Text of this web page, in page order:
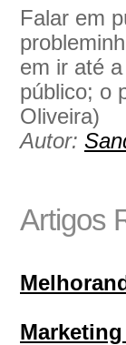
Falar em
em ir até
público; o
Oliveira)
Autor:
Artigos